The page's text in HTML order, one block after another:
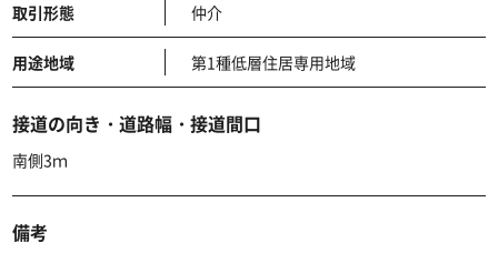
取引形態 仲介
用途地域 第1種低層住居専用地域
接道の向き・道路幅・接道間口
南側3ｍ
備考